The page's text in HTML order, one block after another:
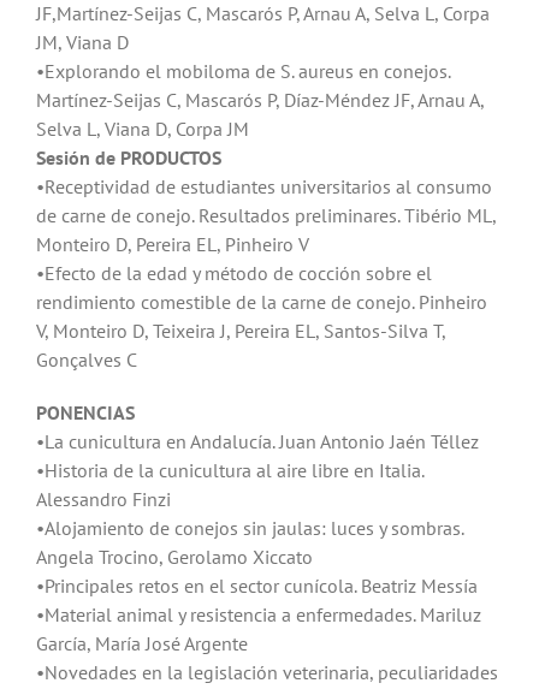
JF,Martínez-Seijas C, Mascarós P, Arnau A, Selva L, Corpa
JM, Viana D
•Explorando el mobiloma de S. aureus en conejos.
Martínez-Seijas C, Mascarós P, Díaz-Méndez JF, Arnau A,
Selva L, Viana D, Corpa JM
Sesión de PRODUCTOS
•Receptividad de estudiantes universitarios al consumo
de carne de conejo. Resultados preliminares. Tibério ML,
Monteiro D, Pereira EL, Pinheiro V
•Efecto de la edad y método de cocción sobre el
rendimiento comestible de la carne de conejo. Pinheiro
V, Monteiro D, Teixeira J, Pereira EL, Santos-Silva T,
Gonçalves C
PONENCIAS
•La cunicultura en Andalucía. Juan Antonio Jaén Téllez
•Historia de la cunicultura al aire libre en Italia.
Alessandro Finzi
•Alojamiento de conejos sin jaulas: luces y sombras.
Angela Trocino, Gerolamo Xiccato
•Principales retos en el sector cunícola. Beatriz Messía
•Material animal y resistencia a enfermedades. Mariluz
García, María José Argente
•Novedades en la legislación veterinaria, peculiaridades